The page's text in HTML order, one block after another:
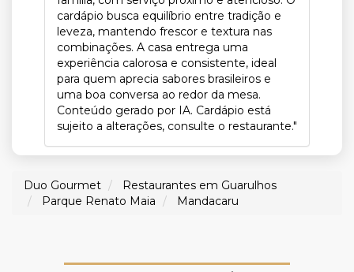
cardápio busca equilíbrio entre tradição e
leveza, mantendo frescor e textura nas
combinações. A casa entrega uma
experiência calorosa e consistente, ideal
para quem aprecia sabores brasileiros e
uma boa conversa ao redor da mesa.
Conteúdo gerado por IA. Cardápio está
sujeito a alterações, consulte o restaurante."
Duo Gourmet
Restaurantes em Guarulhos
Parque Renato Maia
Mandacaru